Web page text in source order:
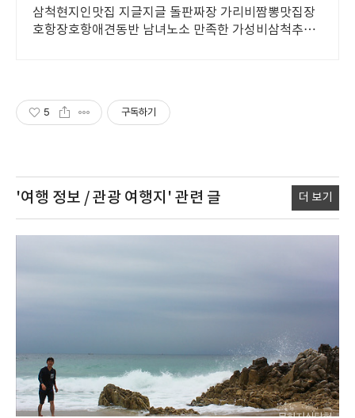
지글지글돌판장
삼척현지인맛집 지글지글 돌판짜장 가리비짬뽕맛집장
호항장호항애견동반 남녀노소 만족한 가성비삼척추천
5 구독하기
'여행 정보 / 관광 여행지' 관련 글 더 보기